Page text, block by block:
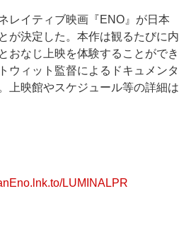
レイティブ映画『ENO』が日本
が決定した。本作は観るたびに内
おなじ上映を体験することができ
ウィット監督によるドキュメンタ
上映館やスケジュール等の詳細は
LUMINALPR